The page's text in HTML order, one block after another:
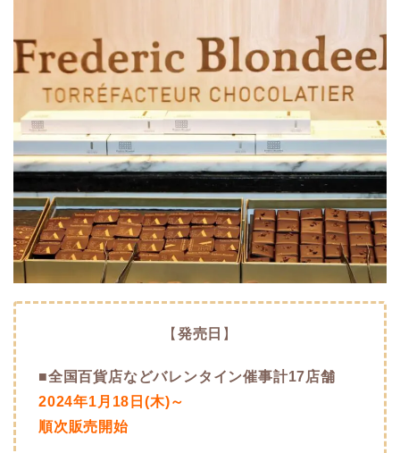
【 発売日 】
■全国百貨店などバレンタイン催事計17店舗
2024年1月18日(木)～
順次販売開始